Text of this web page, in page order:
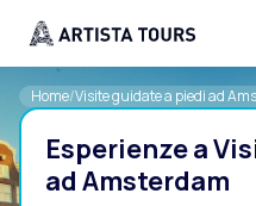
Home/Visite guidate a piedi ad
Esperienze a
ad Amsterdam